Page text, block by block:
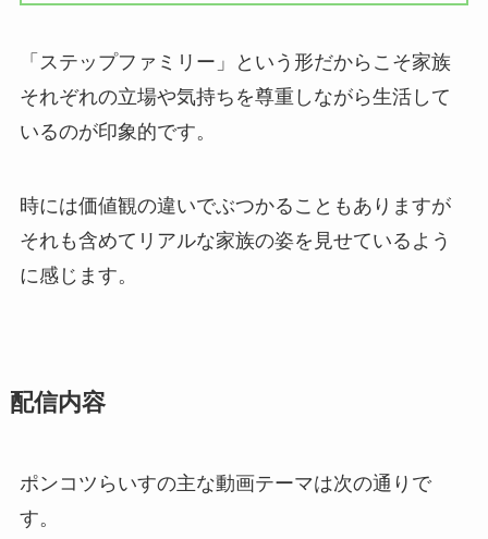
「ステップファミリー」という形だからこそ家族
それぞれの立場や気持ちを尊重しながら生活して
いるのが印象的です。
時には価値観の違いでぶつかることもありますが
それも含めてリアルな家族の姿を見せているよう
に感じます。
配信内容
ポンコツらいすの主な動画テーマは次の通りで
す。